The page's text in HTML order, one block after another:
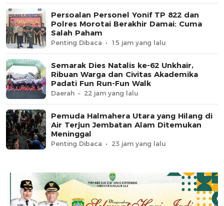
Persoalan Personel Yonif TP 822 dan
Polres Morotai Berakhir Damai: Cuma
Salah Paham
Penting Dibaca 15 jam yang lalu
Semarak Dies Natalis ke-62 Unkhair,
Ribuan Warga dan Civitas Akademika
Padati Fun Run-Fun Walk
Daerah 22 jam yang lalu
Pemuda Halmahera Utara yang Hilang di
Air Terjun Jembatan Alam Ditemukan
Meninggal
Penting Dibaca 23 jam yang lalu